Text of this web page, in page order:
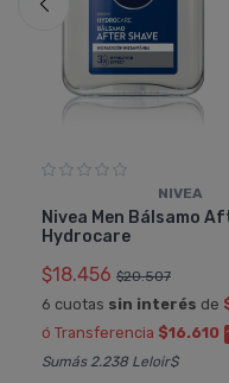
NIVEA
Nivea Men Bálsamo
Hydrocare
$18.456 $20.507
6 cuotas sin interés de
ó Transferencia $16.610
Sumás 2.238 Leloir$